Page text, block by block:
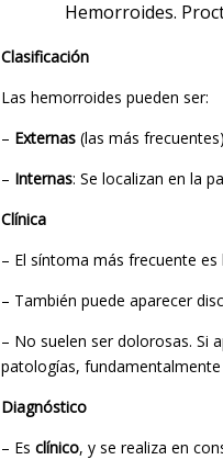
Hemorroides.
Clasificación
Las hemorroides pueden ser:
– Externas (las más
– Internas: Se localizan en la
Clínica
– El síntoma más frecuente es
– También puede aparecer
– No suelen ser dolorosas. Si
patologías,
Diagnóstico
– Es clínico, y se realiza en